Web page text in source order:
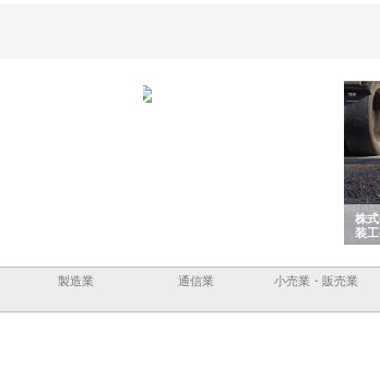
株
装
製造業 通信業 小売業・販売業